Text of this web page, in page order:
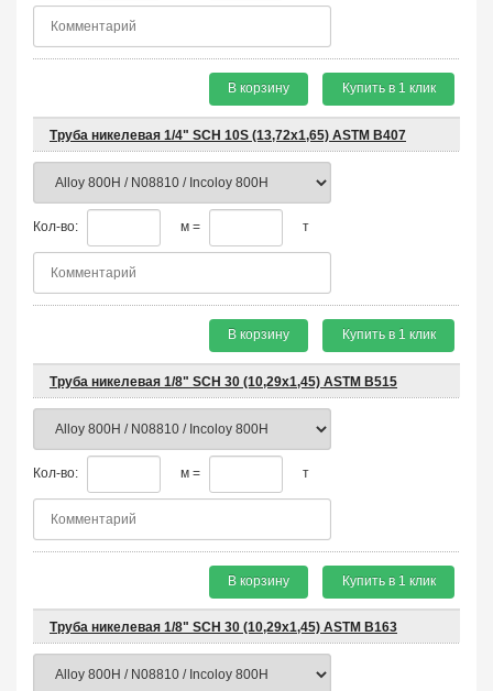
В корзину Купить в 1 клик
Труба никелевая 1/4" SCH 10S (13,72х1,65) ASTM B407
Кол-во: м = т
В корзину Купить в 1 клик
Труба никелевая 1/8" SCH 30 (10,29х1,45) ASTM B515
Кол-во: м = т
В корзину Купить в 1 клик
Труба никелевая 1/8" SCH 30 (10,29х1,45) ASTM B163